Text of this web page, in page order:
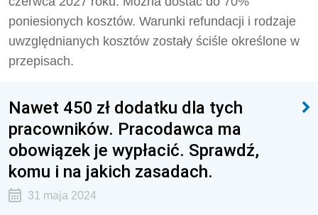
poniesionych kosztów. Warunki refundacji i rodzaje
uwzględnianych kosztów zostały ściśle określone w
przepisach.
Nawet 450 zł dodatku dla tych
pracowników. Pracodawca ma
obowiązek je wypłacić. Sprawdź,
komu i na jakich zasadach.
31 maja 2024